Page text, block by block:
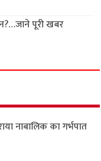
पूरी खबर
नाबालिक का गर्भपात